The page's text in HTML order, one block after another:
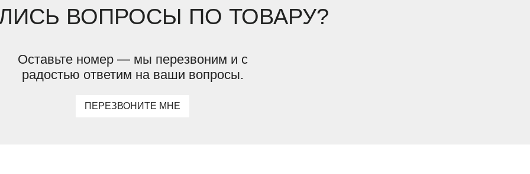
ВОПРОСЫ ПО ТОВАРУ?
Оставьте номер — мы перезвоним и с
радостью ответим на ваши вопросы.
ПЕРЕЗВОНИТЕ МНЕ